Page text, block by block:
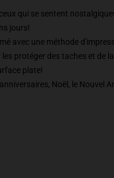
qui se sentent
jours!
avec une méthode
protéger des taches et de
plate!
Noël, le Nouvel